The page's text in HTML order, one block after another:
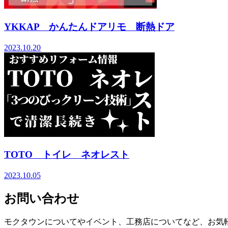
YKKAP かんたんドアリモ 断熱ドア
2023.10.20
TOTO トイレ ネオレスト
2023.10.05
お問い合わせ
モクタウンについてやイベント、工務店についてなど、お気